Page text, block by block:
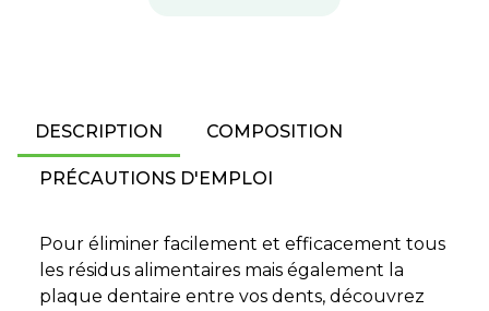
DESCRIPTION COMPOSITION
PRÉCAUTIONS D'EMPLOI
Pour éliminer facilement et efficacement tous
les résidus alimentaires mais également la
plaque dentaire entre vos dents, découvrez